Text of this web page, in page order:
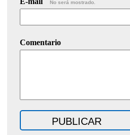
No será mostrado.
Comentario